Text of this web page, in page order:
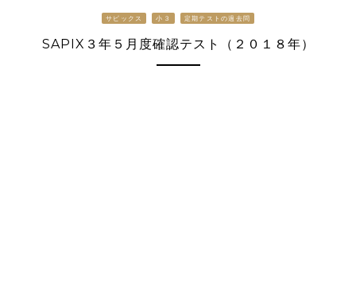
サピックス 小３ 定期テストの過去問
SAPIX３年５月度確認テスト（２０１８年）